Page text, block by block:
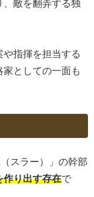
、敵を翻弄する独
指揮を担当する
としての一面も
スラー）」の幹部
作り出す存在で